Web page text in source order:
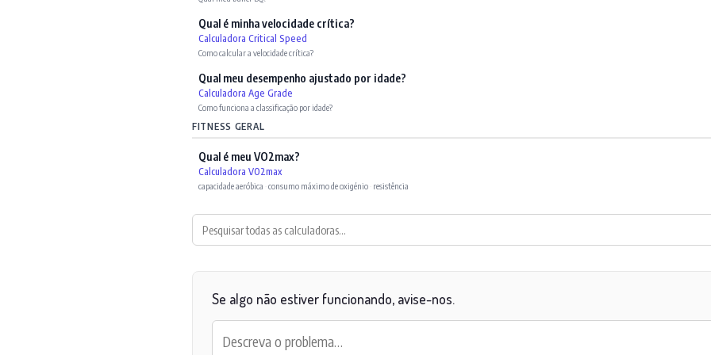
Qual é minha velocidade crítica?
Calculadora Critical Speed
Como calcular a velocidade crítica?
Qual meu desempenho ajustado por idade?
Calculadora Age Grade
Como funciona a classificação por idade?
FITNESS GERAL
Qual é meu VO2max?
Calculadora VO2max
capacidade aeróbica consumo máximo de oxigénio resistência
Se algo não estiver funcionando, avise-nos.